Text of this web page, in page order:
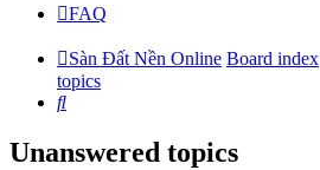
FAQ
Sàn Đất Nền Online Board index
topics
Search
Unanswered topics